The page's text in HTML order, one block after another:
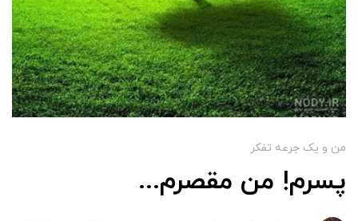
من و یک جرعه تفکر
پسرم! من مقصرم...